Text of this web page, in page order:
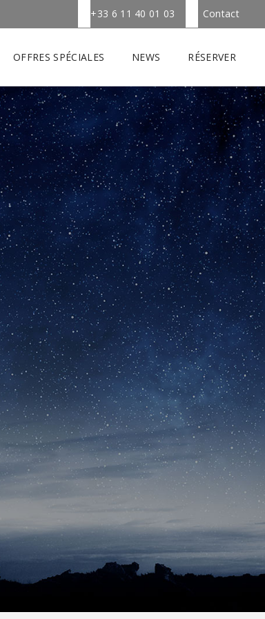
Contact
+33 6 11 40 01 03
OFFRES SPÉCIALES NEWS RÉSERVER